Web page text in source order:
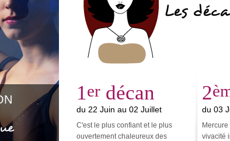
Les
1er décan
du 22 Juin au 02 Juillet
C'est le plus confiant et le plus
ouvertement chaleureux des
2
du 03
vivacité